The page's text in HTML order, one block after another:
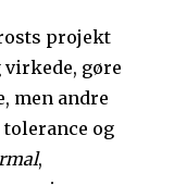
projekt
gøre
men andre
og
,